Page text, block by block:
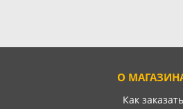
О
Как